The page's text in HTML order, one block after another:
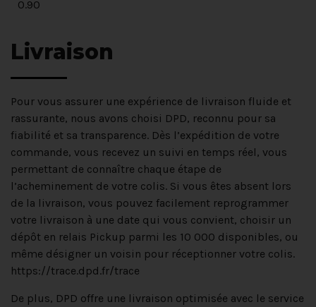
0.90
Livraison
Pour vous assurer une expérience de livraison fluide et
rassurante, nous avons choisi DPD, reconnu pour sa
fiabilité et sa transparence. Dès l’expédition de votre
commande, vous recevez un suivi en temps réel, vous
permettant de connaître chaque étape de
l’acheminement de votre colis. Si vous êtes absent lors
de la livraison, vous pouvez facilement reprogrammer
votre livraison à une date qui vous convient, choisir un
dépôt en relais Pickup parmi les 10 000 disponibles, ou
même désigner un voisin pour réceptionner votre colis.
https://trace.dpd.fr/trace
De plus, DPD offre une livraison optimisée avec le service